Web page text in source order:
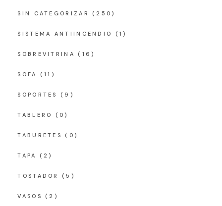
SIN CATEGORIZAR (250)
SISTEMA ANTIINCENDIO (1)
SOBREVITRINA (16)
SOFA (11)
SOPORTES (9)
TABLERO (0)
TABURETES (0)
TAPA (2)
TOSTADOR (5)
VASOS (2)